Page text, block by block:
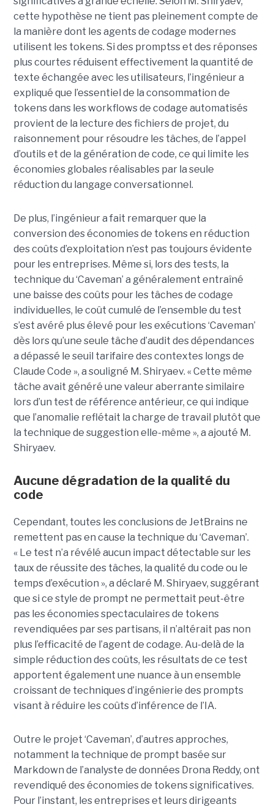
cette hypothèse ne tient pas pleinement compte de
la manière dont les agents de codage modernes
utilisent les tokens. Si des promptss et des réponses
plus courtes réduisent effectivement la quantité de
texte échangée avec les utilisateurs, l’ingénieur a
expliqué que l’essentiel de la consommation de
tokens dans les workflows de codage automatisés
provient de la lecture des fichiers de projet, du
raisonnement pour résoudre les tâches, de l’appel
d’outils et de la génération de code, ce qui limite les
économies globales réalisables par la seule
réduction du langage conversationnel.
De plus, l’ingénieur a fait remarquer que la
conversion des économies de tokens en réduction
des coûts d’exploitation n’est pas toujours évidente
pour les entreprises. Même si, lors des tests, la
technique du ‘Caveman’ a généralement entraîné
une baisse des coûts pour les tâches de codage
individuelles, le coût cumulé de l’ensemble du test
s’est avéré plus élevé pour les exécutions ‘Caveman’
dès lors qu’une seule tâche d’audit des dépendances
a dépassé le seuil tarifaire des contextes longs de
Claude Code », a souligné M. Shiryaev. « Cette même
tâche avait généré une valeur aberrante similaire
lors d’un test de référence antérieur, ce qui indique
que l’anomalie reflétait la charge de travail plutôt que
la technique de suggestion elle-même », a ajouté M.
Shiryaev.
Aucune dégradation de la qualité du
code
Cependant, toutes les conclusions de JetBrains ne
remettent pas en cause la technique du ‘Caveman’.
« Le test n’a révélé aucun impact détectable sur les
taux de réussite des tâches, la qualité du code ou le
temps d’exécution », a déclaré M. Shiryaev, suggérant
que si ce style de prompt ne permettait peut-être
pas les économies spectaculaires de tokens
revendiquées par ses partisans, il n’altérait pas non
plus l’efficacité de l’agent de codage. Au-delà de la
simple réduction des coûts, les résultats de ce test
apportent également une nuance à un ensemble
croissant de techniques d’ingénierie des prompts
visant à réduire les coûts d’inférence de l’IA.
Outre le projet ‘Caveman’, d’autres approches,
notamment la technique de prompt basée sur
Markdown de l’analyste de données Drona Reddy, ont
revendiqué des économies de tokens significatives.
Pour l’instant, les entreprises et leurs dirigeants